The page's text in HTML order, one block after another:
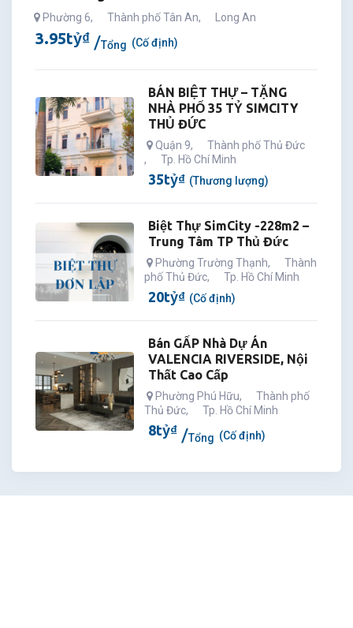
Phường 6, Thành phố Tân An, Long An
3.95tỷ₫ Tổng (Cố định)
BÁN BIỆT THỰ – TẶNG
NHÀ PHỐ 35 TỶ SIMCITY
THỦ ĐỨC
Quận 9,
Thành phố Thủ Đức
,
Tp. Hồ Chí Minh
35tỷ₫ (Thương lượng)
Biệt Thự SimCity -228m2 –
Trung Tâm TP Thủ Đức
Phường Trường Thạnh,
Thành
phố Thủ Đức, Tp. Hồ Chí Minh
20tỷ₫ (Cố định)
Bán GẤP Nhà Dự Án
VALENCIA RIVERSIDE, Nội
Thất Cao Cấp
Phường Phú Hữu,
Thành phố
Thủ Đức, Tp. Hồ Chí Minh
8tỷ₫ Tổng (Cố định)